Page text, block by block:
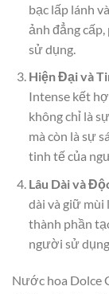
bạc lấp lánh
ảnh đẳng
sử dụng.
Hiện Đại và
Intense kết
không chỉ là
mà còn là sự
tinh tế của
Lâu Dài và
dài và giữ mùi
thành phần
người sử
Nước hoa Dolce